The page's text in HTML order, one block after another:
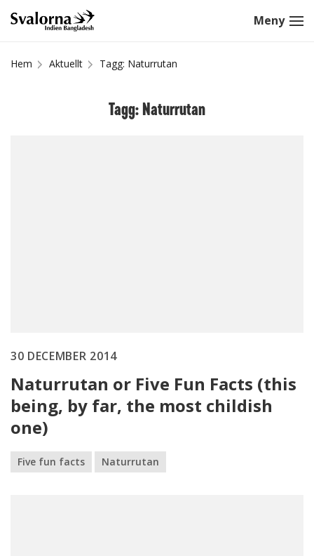
Hem Aktuellt Tagg: Naturrutan
Tagg: Naturrutan
30 DECEMBER 2014
Naturrutan or Five Fun Facts (this
being, by far, the most childish
one)
Five fun facts Naturrutan